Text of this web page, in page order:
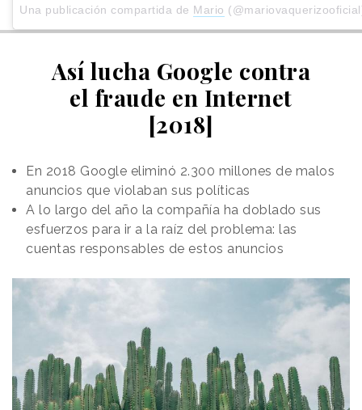
Una publicación compartida de Mario
Así lucha Google contra
el fraude en Internet
[2018]
En 2018 Google eliminó 2.300 millones de malos
anuncios que violaban sus políticas
A lo largo del año la compañía ha doblado sus
esfuerzos para ir a la raíz del problema: las
cuentas responsables de estos anuncios